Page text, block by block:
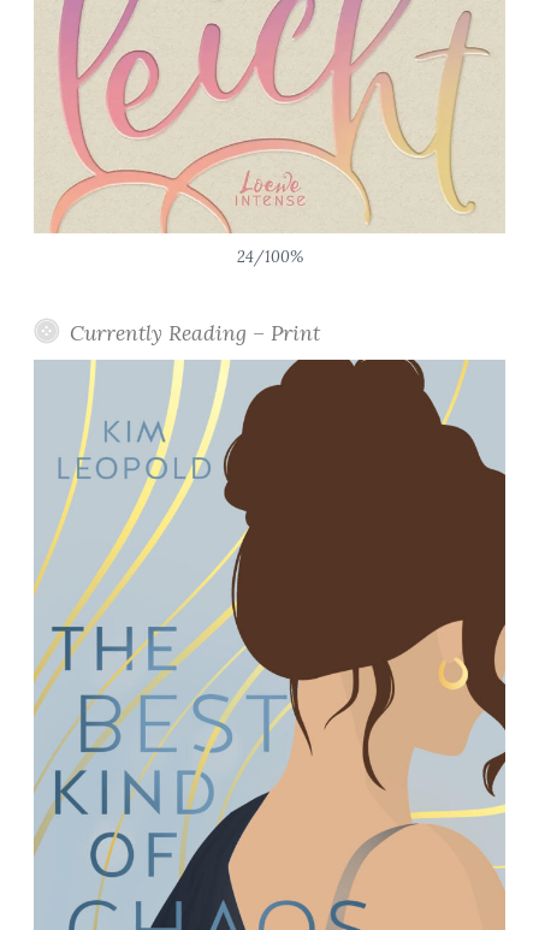
24/100%
Currently Reading – Print